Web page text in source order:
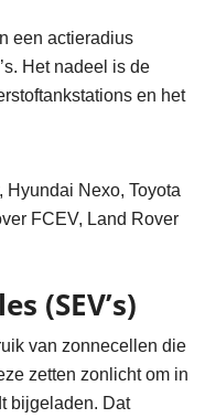
een actieradius
Het nadeel is de
en het
Hyundai Nexo, Toyota
FCEV, Land Rover
(SEV’s)
van zonnecellen die
zetten zonlicht om in
bijgeladen. Dat